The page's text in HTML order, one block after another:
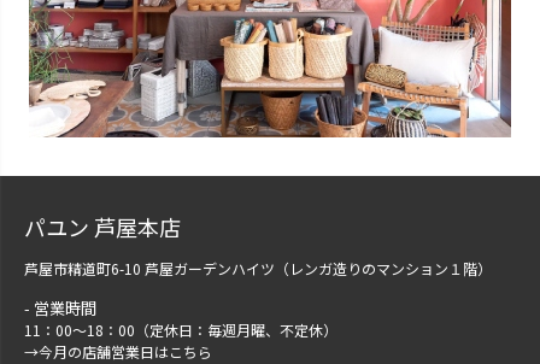
パユン 芦屋本店
芦屋市精道町6-10 芦屋ガーデンハイツ（レンガ造りのマンション１階）
営業時間
11：00～18：00（定休日：毎週月曜、不定休）
→今月の店舗営業日はこちら